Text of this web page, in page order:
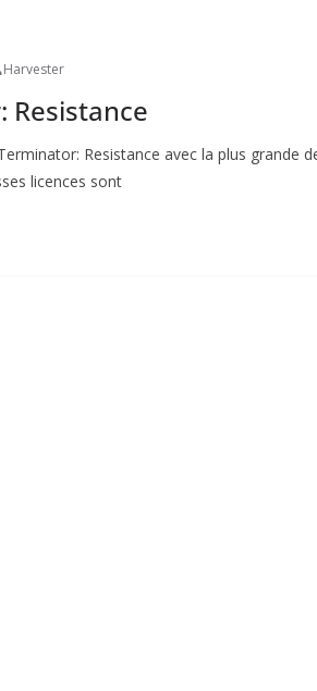
Harvester
Resistance
Resistance avec la plus grande
licences sont